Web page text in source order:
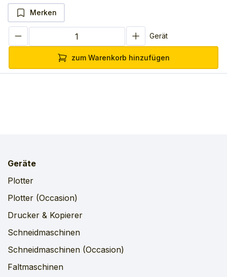
Merken
Gerät
zum Warenkorb hinzufügen
Geräte
Plotter
Plotter (Occasion)
Drucker & Kopierer
Schneidmaschinen
Schneidmaschinen (Occasion)
Faltmaschinen